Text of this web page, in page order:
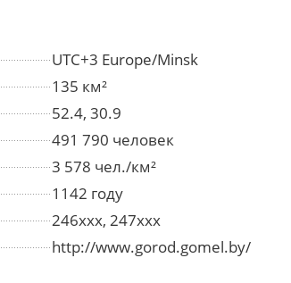
UTC+3 Europe/Minsk
135 км²
52.4, 30.9
491 790 человек
3 578 чел./км²
1142 году
246xxx, 247xxx
http://www.gorod.gomel.by/